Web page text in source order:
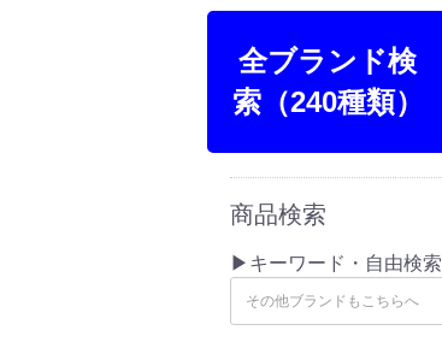
全ブランド検
索（240種類）
商品検索
▶キーワード・自由検索